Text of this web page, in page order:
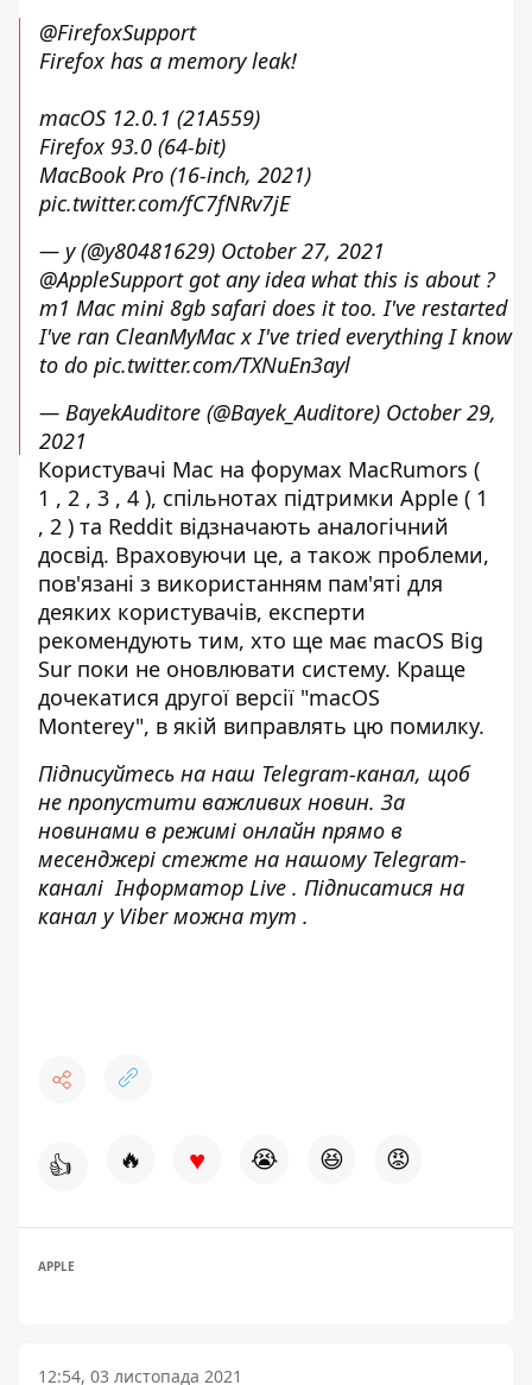
@FirefoxSupport
Firefox has a memory leak!
macOS 12.0.1 (21A559)
Firefox 93.0 (64-bit)
MacBook Pro (16-inch, 2021)
pic.twitter.com/fC7fNRv7jE
— y (@y80481629) October 27, 2021
@AppleSupportgot any idea what this is about ?
m1 Mac mini 8gb safari does it too. I've restarted
I've ran CleanMyMac x I've tried everything I know
to do pic.twitter.com/TXNuEn3ayl
— BayekAuditore (@Bayek_Auditore) October 29,
2021
Користувачі Mac на форумах MacRumors (
1 , 2 , 3 , 4 ), спільнотах підтримки Apple ( 1
, 2 ) та Reddit відзначають аналогічний
досвід. Враховуючи це, а також проблеми,
пов'язані з використанням пам'яті для
деяких користувачів, експерти
рекомендують тим, хто ще має macOS Big
Sur поки не оновлювати систему. Краще
дочекатися другої версії "macOS
Monterey", в якій виправлять цю помилку.
Підписуйтесь на наш Telegram-канал, щоб
не пропустити важливих новин. За
новинами в режимі онлайн прямо в
месенджері стежте на нашому Telegram-
каналіІнформатор Live . Підписатися на
канал у Viber можна тут .
👍 🔥 ♥ 😭 😆 😡
APPLE
12:54, 03 листопада 2021